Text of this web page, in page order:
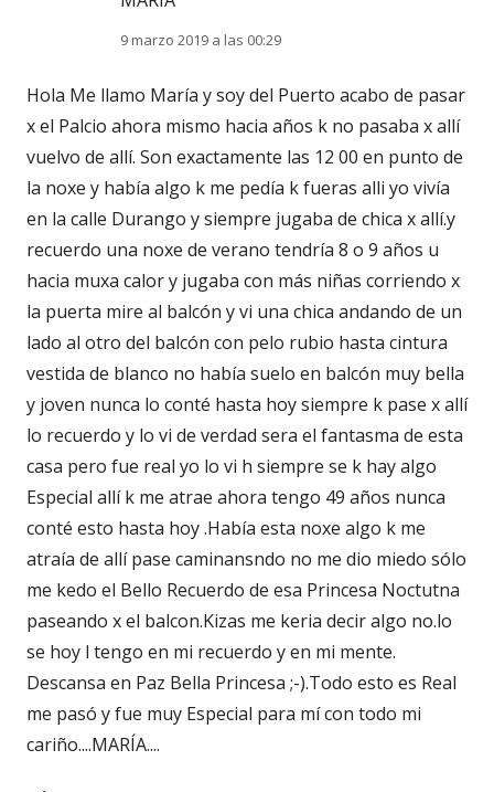
9 marzo 2019 a las 00:29
Hola Me llamo María y soy del Puerto acabo de pasar
x el Palcio ahora mismo hacia años k no pasaba x allí
vuelvo de allí. Son exactamente las 12 00 en punto de
la noxe y había algo k me pedía k fueras alli yo vivía
en la calle Durango y siempre jugaba de chica x allí.y
recuerdo una noxe de verano tendría 8 o 9 años u
hacia muxa calor y jugaba con más niñas corriendo x
la puerta mire al balcón y vi una chica andando de un
lado al otro del balcón con pelo rubio hasta cintura
vestida de blanco no había suelo en balcón muy bella
y joven nunca lo conté hasta hoy siempre k pase x allí
lo recuerdo y lo vi de verdad sera el fantasma de esta
casa pero fue real yo lo vi h siempre se k hay algo
Especial allí k me atrae ahora tengo 49 años nunca
conté esto hasta hoy .Había esta noxe algo k me
atraía de allí pase caminansndo no me dio miedo sólo
me kedo el Bello Recuerdo de esa Princesa Noctutna
paseando x el balcon.Kizas me keria decir algo no.lo
se hoy l tengo en mi recuerdo y en mi mente.
Descansa en Paz Bella Princesa ;-).Todo esto es Real
me pasó y fue muy Especial para mí con todo mi
cariño....MARÍA....